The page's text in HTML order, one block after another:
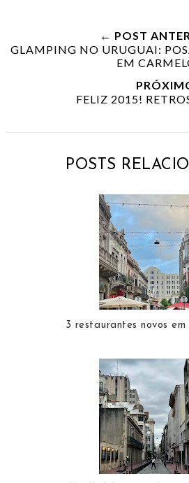
← POST
GLAMPING NO URUGUAI:
EM
FELIZ 2015!
POSTS
3 restaurantes novos